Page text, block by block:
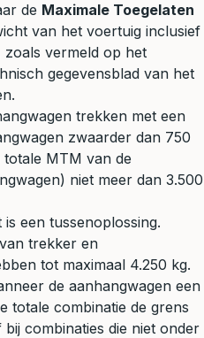
de Maximale Toegelaten
van het voertuig inclusief
zoals vermeld op het
gegevensblad van het
trekken met een
zwaarder dan 750
totale MTM van de
niet meer dan 3.500
is een tussenoplossing.
trekker en
tot maximaal 4.250 kg.
de aanhangwagen een
totale combinatie de grens
combinaties die niet onder